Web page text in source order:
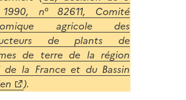
n° 82611, Comité
agricole des
de plants de
de terre de la région
de la France et du Bassin
).